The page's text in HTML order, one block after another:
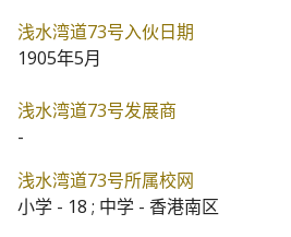
浅水湾道73号入伙日期
1905年5月
浅水湾道73号发展商
-
浅水湾道73号所属校网
小学 - 18 ; 中学 - 香港南区